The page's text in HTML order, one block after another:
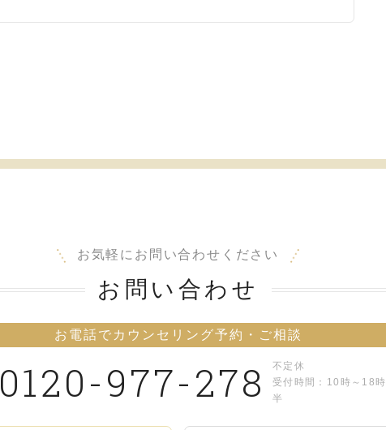
お気軽にお問い合わせください
お問い合わせ
お電話でカウンセリング予約・ご相談
0120-977-278
不定休
受付時間：10時～18時
半